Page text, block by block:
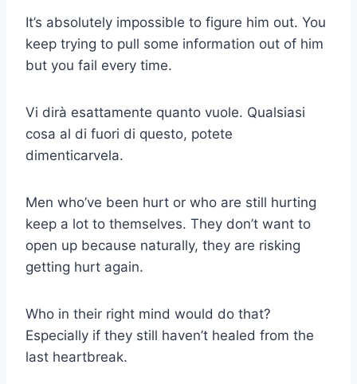
It’s absolutely impossible to figure him out. You
keep trying to pull some information out of him
but you fail every time.
Vi dirà esattamente quanto vuole. Qualsiasi
cosa al di fuori di questo, potete
dimenticarvela.
Men who’ve been hurt or who are still hurting
keep a lot to themselves. They don’t want to
open up because naturally, they are risking
getting hurt again.
Who in their right mind would do that?
Especially if they still haven’t healed from the
last heartbreak.